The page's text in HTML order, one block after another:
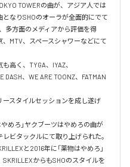
TOWERの曲が、アジア人では
なりSHOのオーラが全面的にでて
多方面のメディアから評価を得
MTV、スペースシャワーなどにて
高く、TYGA、IYAZ、
DASH、WE ARE TOONZ、FATMAN
ースタイルセッションを成し遂げ
めろ」ヤクブーツはやめろの曲が
ビタックルにて取り上げられた。
と2016年に「薬物はやめろ」
からもSHOのスタイルを